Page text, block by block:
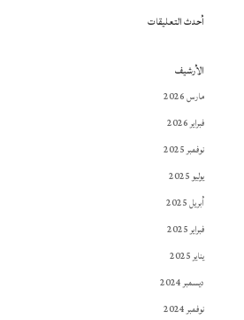
أحدث التعليقات
الأرشيف
مارس 2026
فبراير 2026
نوفمبر 2025
يوليو 2025
أبريل 2025
فبراير 2025
يناير 2025
ديسمبر 2024
نوفمبر 2024